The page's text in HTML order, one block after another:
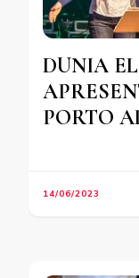
DUNIA
PORTO
14/06/2023